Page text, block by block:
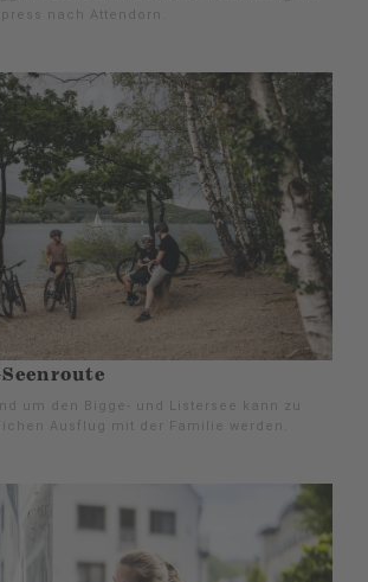
nach Attendorn.
um den Bigge- und Listersee kann zu
Ausflug mit der Familie werden.